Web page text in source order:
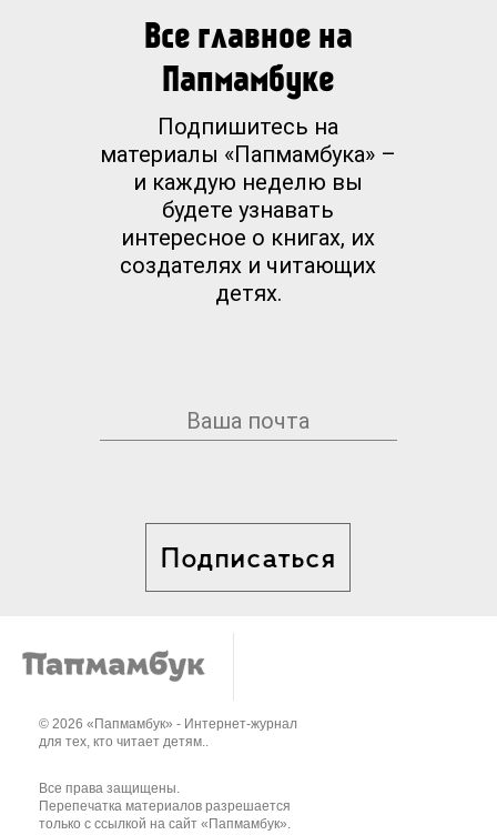
Все главное на
Папмамбуке
Подпишитесь на
материалы «Папмамбука» –
и каждую неделю вы
будете узнавать
интересное о книгах, их
создателях и читающих
детях.
Подписаться
© 2026 «Папмамбук» - Интернет-журнал
для тех, кто читает детям..
Все права защищены.
Перепечатка материалов разрешается
только с ссылкой на сайт «Папмамбук».